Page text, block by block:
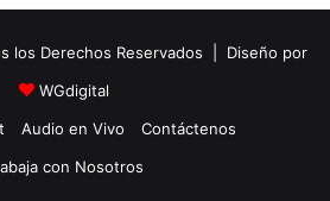
i
n
a
u
i
e
los Derechos Reservados | Diseño por
WGdigital
Audio en Vivo
Contáctenos
con Nosotros